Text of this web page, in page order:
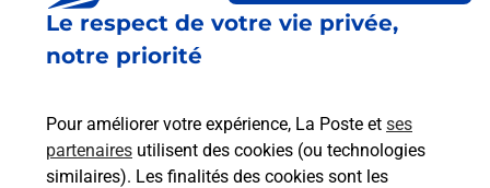
Le respect de votre vie privée,
notre priorité
Pour améliorer votre expérience, La Poste et ses
partenaires utilisent des cookies (ou technologies
similaires). Les finalités des cookies sont les
Boîte aux lettres La Poste
8 Rue Du Haut Bout
67570 Rothau
Le lien s'ouvre dans un nouvel onglet